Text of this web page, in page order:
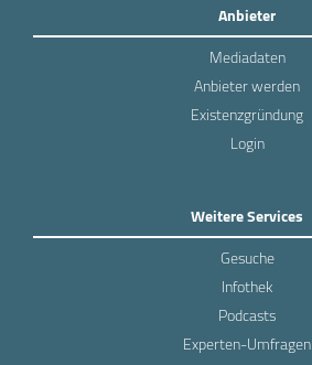
Anbieter
Mediadaten
Anbieter werden
Existenzgründung
Login
Weitere Services
Gesuche
Infothek
Podcasts
Experten-Umfragen